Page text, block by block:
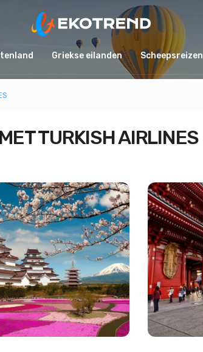
Griekse eilanden Scheepsreizen
TURKISH AIRLINES